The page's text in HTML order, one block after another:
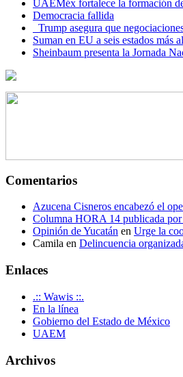
UAEMéx fortalece la formación
Democracia fallida
Trump asegura que
Suman en EU a seis estados más
Sheinbaum presenta la Jornada
Comentarios
Azucena Cisneros encabezó el
Columna HORA 14 publicada
Opinión de Yucatán en Urge la
Camila en Delincuencia
Enlaces
.:: Wawis ::.
En la línea
Gobierno del Estado de México
UAEM
Archivos